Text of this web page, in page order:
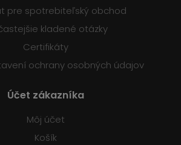
pre spotrebiteľský obchod
kladené otázky
Certifikáty
ochrany osobných údajov
Účet zákazníka
Môj účet
Košík